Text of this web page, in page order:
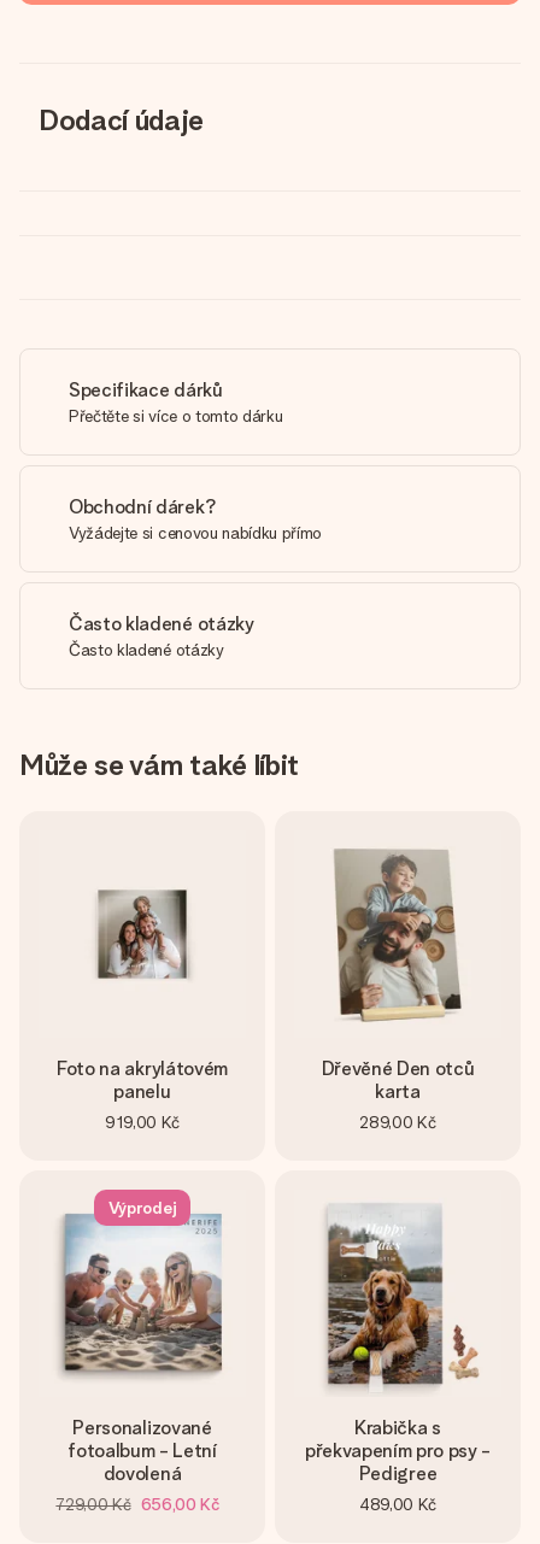
Dodací údaje
Specifikace dárků
Přečtěte si více o tomto dárku
Obchodní dárek?
Vyžádejte si cenovou nabídku přímo
Často kladené otázky
Často kladené otázky
Může se vám také líbit
Foto na akrylátovém
panelu
919,00 Kč
Dřevěné Den otců
karta
289,00 Kč
Výprodej
Personalizované
fotoalbum - Letní
dovolená
729,00 Kč 656,00 Kč
Krabička s
překvapením pro psy -
Pedigree
489,00 Kč